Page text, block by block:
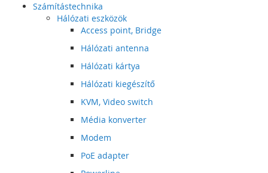
Számítástechnika
Hálózati eszközök
Access point, Bridge
Hálózati antenna
Hálózati kártya
Hálózati kiegészítő
KVM, Video switch
Média konverter
Modem
PoE adapter